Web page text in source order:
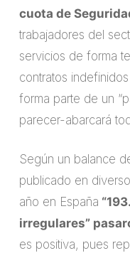
cuota de
trabajadores del
servicios de forma
contratos
forma parte de un
parecer-abarcará
Según un balance
publicado en
año en España
irregulares”
es positiva, pues